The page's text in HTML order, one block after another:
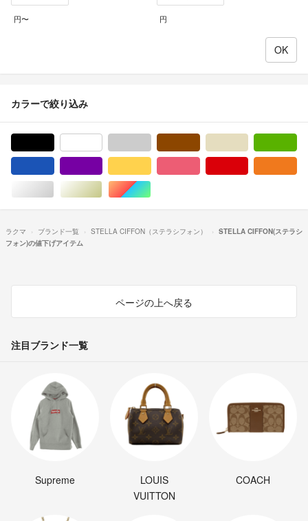
円〜 円
カラーで絞り込み
シルバー/銀色系ゴールド/金色系マルチカラー
ラクマ ブランド一覧 STELLA CIFFON（ステラシフォン）
STELLA CIFFON(ステラシ
フォン)の値下げアイテム
ページの上へ戻る
注目ブランド一覧
Supreme
LOUIS
VUITTON
COACH